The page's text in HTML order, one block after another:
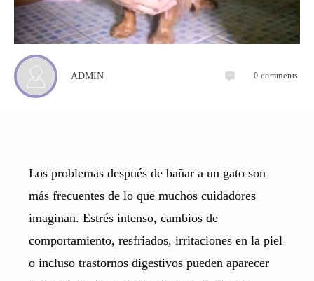
ADMIN 0 comments
Los problemas después de bañar a un gato son
más frecuentes de lo que muchos cuidadores
imaginan. Estrés intenso, cambios de
comportamiento, resfriados, irritaciones en la piel
o incluso trastornos digestivos pueden aparecer